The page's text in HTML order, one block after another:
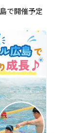
で開催予定